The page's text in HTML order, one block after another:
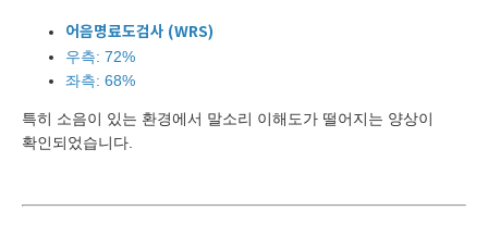
어음명료도검사 (WRS)
우측: 72%
좌측: 68%
특히 소음이 있는 환경에서 말소리 이해도가 떨어지는 양상이
확인되었습니다.